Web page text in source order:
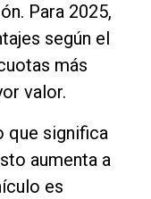
Para 2025,
según el
más
valor.
que significa
aumenta a
es